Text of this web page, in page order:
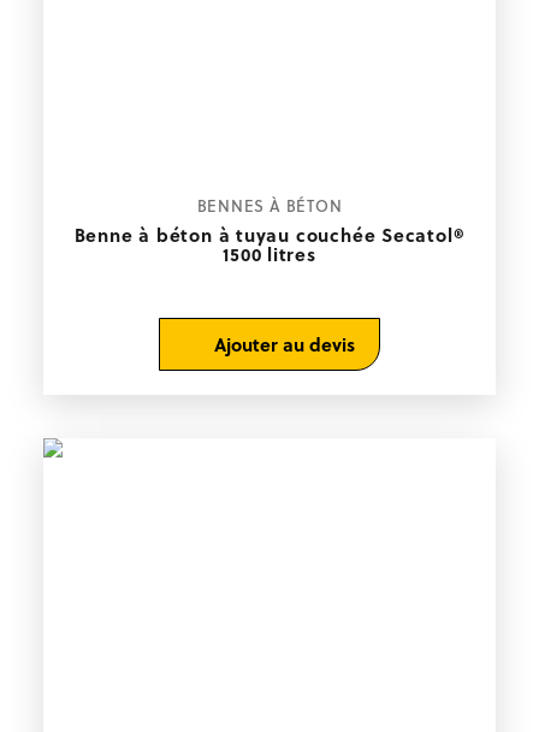
Benne à béton à tuyau couchée Secatol®
1500 litres
BENNES À BÉTON
Ajouter au devis